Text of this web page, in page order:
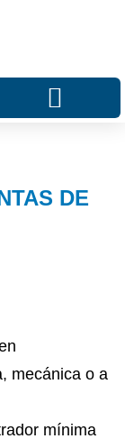
DE
mecánica o a
mínima